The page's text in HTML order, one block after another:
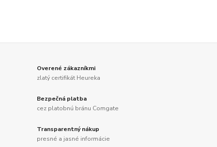
Overené zákazníkmi
zlatý certifikát Heureka
Bezpečná platba
cez platobnú bránu Comgate
Transparentný nákup
presné a jasné informácie